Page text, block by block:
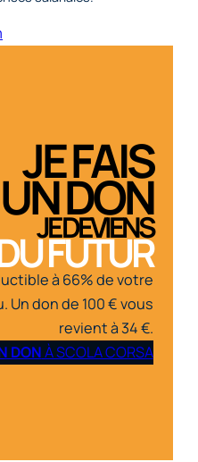
JE FAIS
UN DON
JE DEVIENS
FUTUR
à 66% de votre
Un don de 100 € vous
revient à 34 €.
DONÀ SCOLA CORSA